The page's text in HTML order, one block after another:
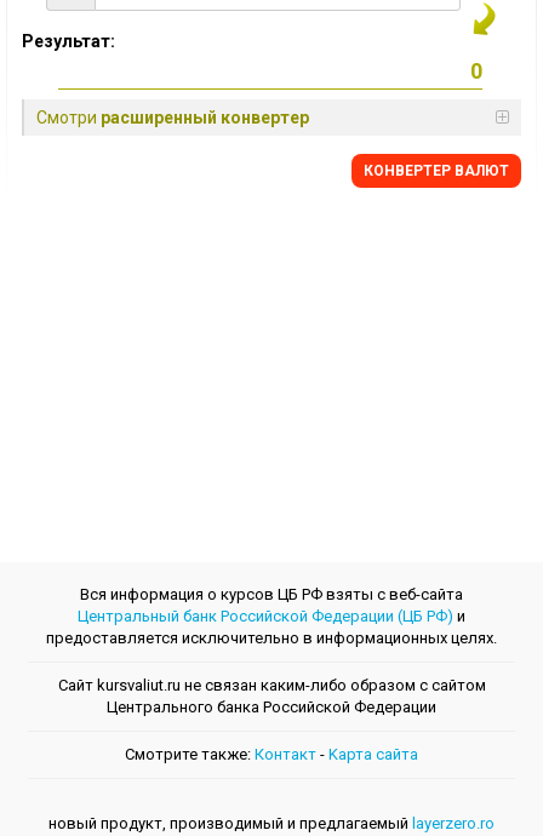
Результат:
Смотри расширенный конвертер
КОНВЕРТЕР ВАЛЮТ
Вся информация о курсов ЦБ РФ взяты с веб-сайта
Центральный банк Российской Федерации (ЦБ РФ) и
предоставляется исключительно в информационных целях.
Сайт kursvaliut.ru не связан каким-либо образом с сайтом
Центрального банкa Российской Федерации
Смотрите также: Контакт - Kарта сайта
новый продукт, производимый и предлагаемый layerzero.ro